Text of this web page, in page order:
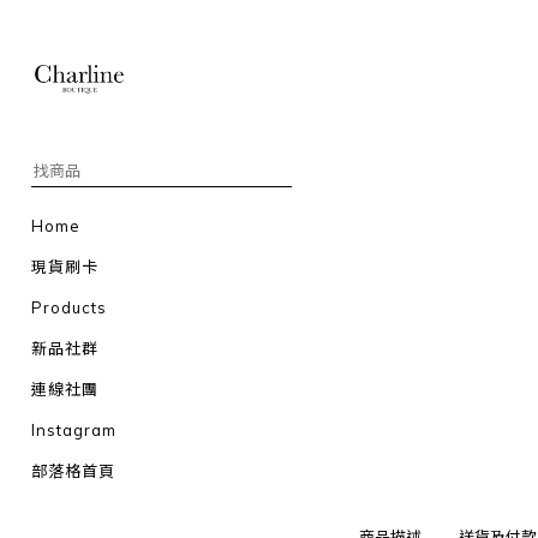
Home
現貨刷卡
Products
新品社群
連線社團
Instagram
部落格首頁